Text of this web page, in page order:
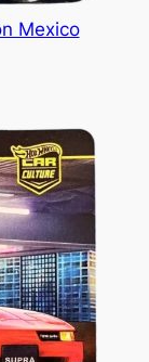
Mexico